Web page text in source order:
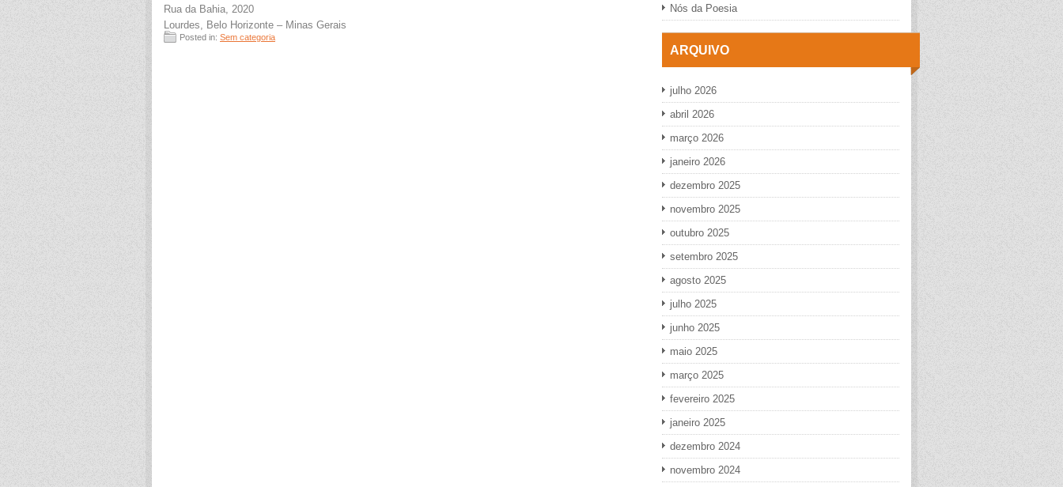
Rua da Bahia, 2020
Lourdes, Belo Horizonte – Minas Gerais
Posted in: Sem categoria
Nós da Poesia
ARQUIVO
julho 2026
abril 2026
março 2026
janeiro 2026
dezembro 2025
novembro 2025
outubro 2025
setembro 2025
agosto 2025
julho 2025
junho 2025
maio 2025
março 2025
fevereiro 2025
janeiro 2025
dezembro 2024
novembro 2024